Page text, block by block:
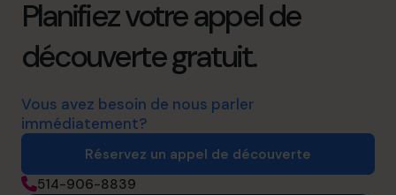
Planifiez votre appel de
découverte gratuit.
Vous avez besoin de nous parler
immédiatement?
Réservez un appel de découverte
514-906-8839